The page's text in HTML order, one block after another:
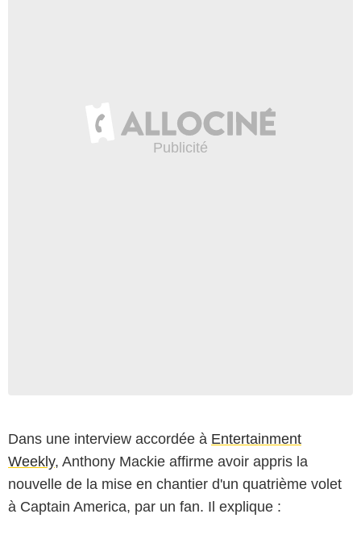
Dans une interview accordée à Entertainment
Weekly, Anthony Mackie affirme avoir appris la
nouvelle de la mise en chantier d'un quatrième volet
à Captain America, par un fan. Il explique :